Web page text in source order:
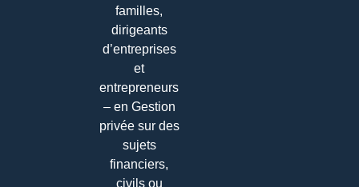
familles,
dirigeants
d’entreprises
et
entrepreneurs
– en Gestion
privée sur des
sujets
financiers,
civils ou